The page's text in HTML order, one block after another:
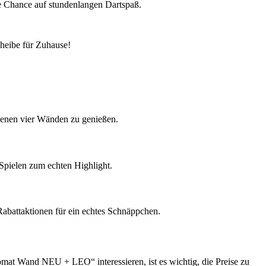
auf stundenlangen Dartspaß.
für Zuhause!
vier Wänden zu genießen.
zum echten Highlight.
für ein echtes Schnäppchen.
Wand NEU + LEO“ interessieren, ist es wichtig, die Preise zu